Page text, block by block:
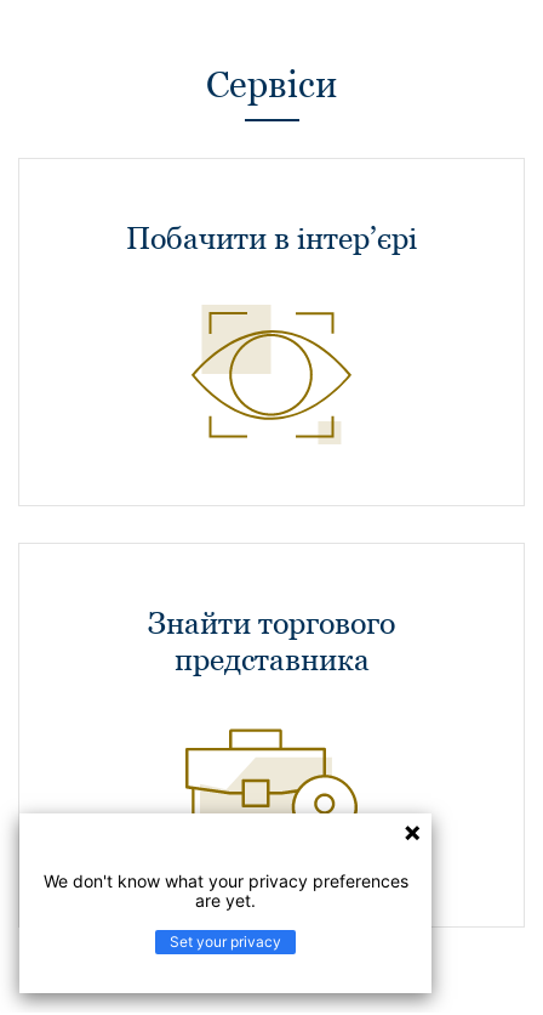
Сервіси
Побачити в інтер’єрі
Знайти торгового
представника
We don't know what your privacy preferences
are yet.
Set your privacy